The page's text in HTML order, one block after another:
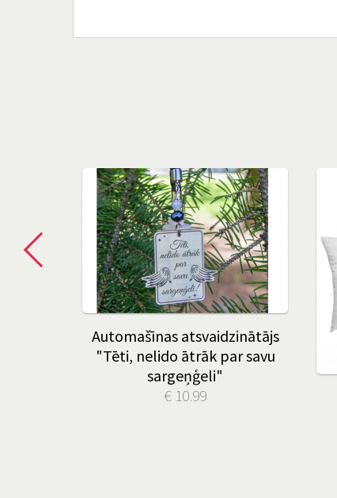
Automašīnas atsvaidzinātājs
"Tēti, nelido ātrāk par savu
sargeņģeli"
€ 10.99